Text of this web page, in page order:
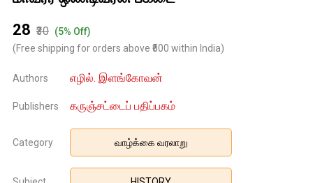
₹28 ₹30 (5% Off)
(Free shipping for orders above ₹500 within India)
Authors எழில். இளங்கோவன்
Publishers கருஞ்சட்டைப் பதிப்பகம்
Category வாழ்க்கை வரலாறு